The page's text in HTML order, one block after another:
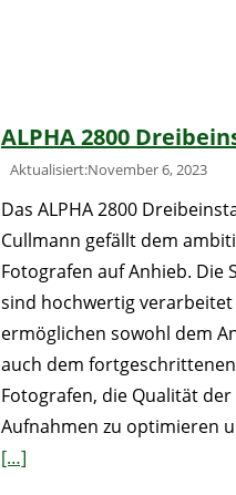
ALPHA 2800
Aktualisiert:November 6, 2023
Das ALPHA 2800
Cullmann gefällt dem
Fotografen auf Anhieb. Die
sind hochwertig
ermöglichen sowohl dem
auch dem fortgeschrittenen
Fotografen, die Qualität der
Aufnahmen zu optimieren
[…]